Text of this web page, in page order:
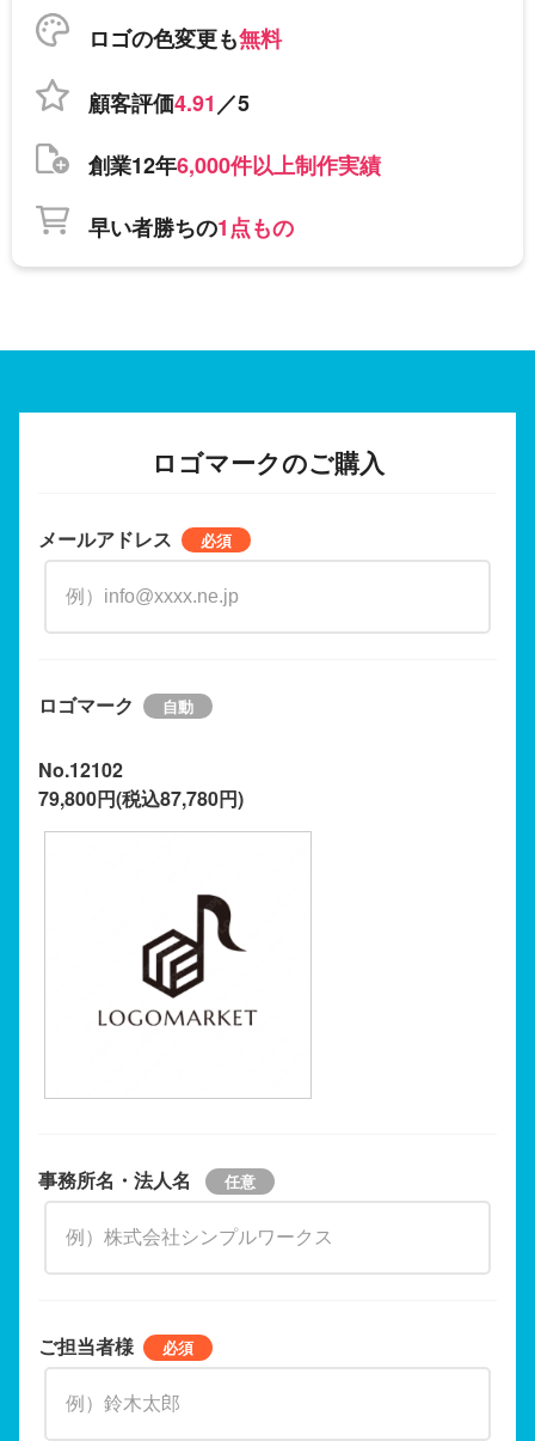
ロゴの色変更も無料
顧客評価4.91／5
創業12年6,000件以上制作実績
早い者勝ちの1点もの
ロゴマークのご購入
メールアドレス
ロゴマーク
No.12102
79,800円(税込87,780円)
事務所名・法人名
ご担当者様